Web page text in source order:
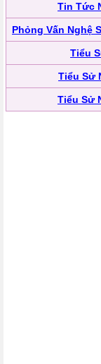
Tin Tức
Phỏng Vấn Nghệ
Tiểu
Tiểu Sử
Tiểu Sử